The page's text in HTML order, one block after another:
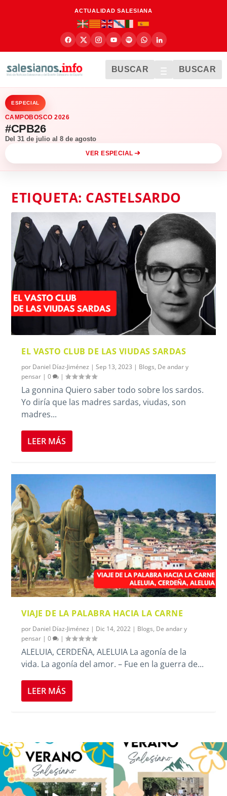
ACTUALIDAD SALESIANA
BUSCAR BUSCAR
ESPECIAL
CAMPOBOSCO 2026
#CPB26
Del 31 de julio al 8 de agosto
VER ESPECIAL
ETIQUETA: CASTELSARDO
EL VASTO CLUB DE LAS VIUDAS SARDAS
por Daniel Díaz-Jiménez |Sep 13, 2023 | Blogs, De andar y
pensar |0 |
La gonnina Quiero saber todo sobre los sardos.
Yo diría que las madres sardas, viudas, son
madres...
LEER MÁS
VIAJE DE LA PALABRA HACIA LA CARNE
por Daniel Díaz-Jiménez | Dic 14, 2022 | Blogs, De andar y
pensar |0 |
ALELUIA, CERDEÑA, ALELUIA La agonía de la
vida. La agonía del amor. – Fue en la guerra de...
LEER MÁS
Los alumnos de 6º de Primaria, 1º y 2º
de la ESO...
145 2
La diversión y la alegría también se han
sentido...
95 0